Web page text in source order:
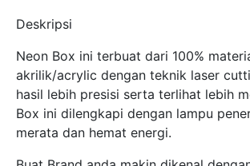
Deskripsi
Neon Box ini terbuat dari 100%
akrilik/acrylic dengan teknik laser
hasil lebih presisi serta terlihat lebih
Box ini dilengkapi dengan lampu
merata dan hemat energi.